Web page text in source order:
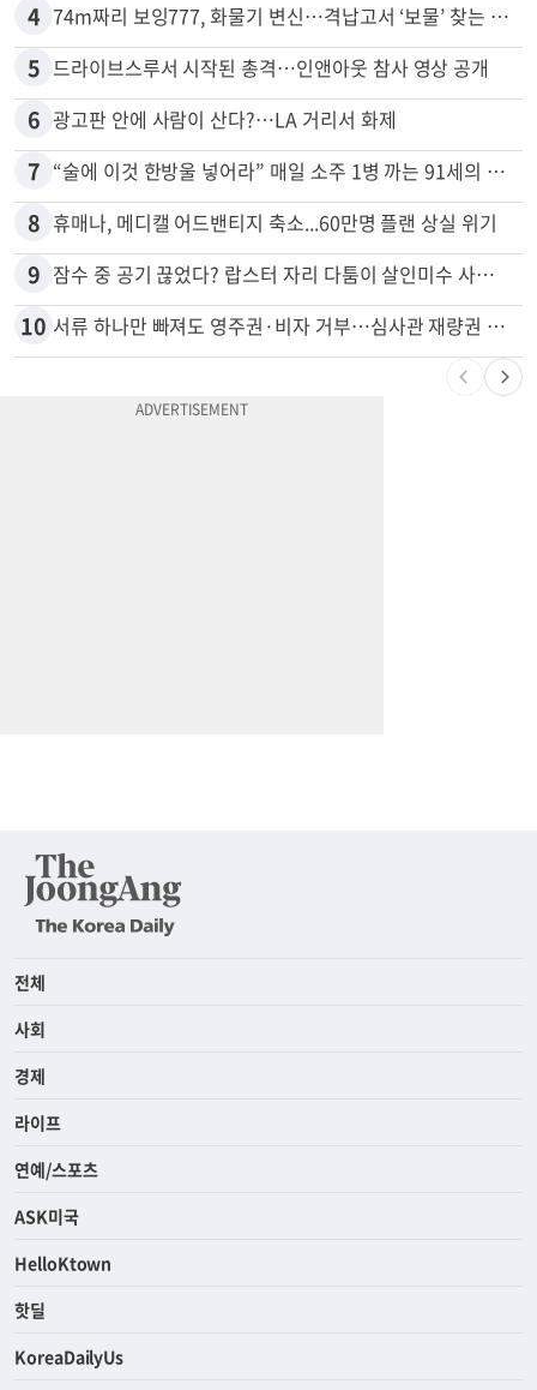
3 40대 여성, 오진으로 자궁 적출 수술
4
5 드라이브스루서 시작된 총격…인앤아웃 참사 영상 공개
6 광고판 안에 사람이 산다?…LA 거리서 화제
7 “술에 이것 한방울 넣어라” 매일 소주 1병 까는 91세의 철칙
8 휴매나, 메디캘 어드밴티지 축소...60만명 플랜 상실 위기
9 잠수 중 공기 끊었다? 랍스터 자리 다툼이 살인미수 사건으로
서류 하나만 빠져도 영주권·비자 거부…심사관 재량권 대폭 확대
전체
사회
경제
라이프
연예/스포츠
ASK미국
HelloKtown
핫딜